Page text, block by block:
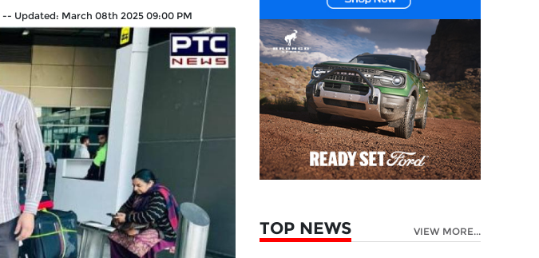
-- Updated: March 08th 2025 09:00 PM
TOP NEWS VIEW MORE...